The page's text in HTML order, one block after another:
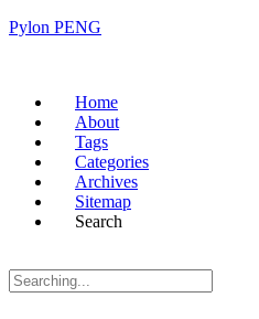
Pylon PENG
Home
About
Tags
Categories
Archives
Sitemap
Search